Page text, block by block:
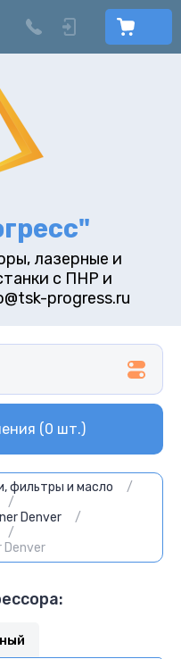
лазерные и
с ПНР и
progress.ru
(0 шт.)
фильтры и масло
/
/
Denver
/
/
Denver